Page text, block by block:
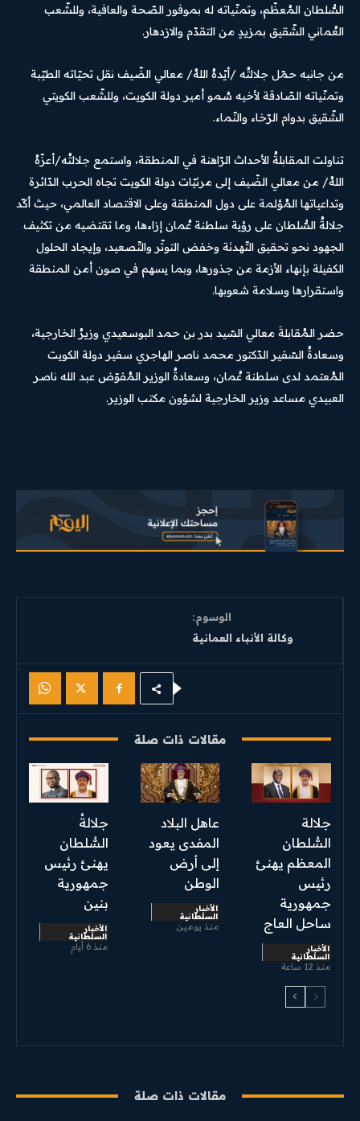
السُّلطان المُعظّم، وتمنّياته له بموفور الصّحة والعافية، وللشّعب
العُماني الشّقيق بمزيدٍ من التقدّم والازدهار.
من جانبه حمّل جلالتُه /أيّدهُ اللهُ/ معالي الضّيف نقل تحيّاته الطيّبة
وتمنّياته الصّادقة لأخيه سُمو أمير دولة الكويت، وللشّعب الكويتي
الشّقيق بدوام الرّخاء والنّماء.
تناولت المقابلةُ الأحداث الرّاهنة في المنطقة، واستمع جلالتُه/أعزّهُ
اللهُ/ من معالي الضّيف إلى مرئيّات دولة الكويت تجاه الحرب الدّائرة
وتداعياتها المُؤلمة على دول المنطقة وعلى الاقتصاد العالمي، حيث أكّد
جلالةُ السُّلطان على رؤية سلطنة عُمان إزاءها، وما تقتضيه من تكثيف
الجهود نحو تحقيق التّهدئة وخفض التوتّر والتّصعيد، وإيجاد الحلول
الكفيلة بإنهاء الأزمة من جذورها، وبما يسهم في صون أمن المنطقة
واستقرارها وسلامة شعوبها.
حضر المُقابلةَ معالي السّيد بدر بن حمد البوسعيدي وزيرُ الخارجية،
وسعادةُ السّفير الدّكتور محمد ناصر الهاجري سفير دولة الكويت
المُعتمد لدى سلطنة عُمان، وسعادةُ الوزير المُفوّض عبد الله ناصر
العبيدي مساعد وزير الخارجية لشؤون مكتب الوزير.
الوسوم:
وكالة الأنباء العمانية
مقالات ذات صلة
جلالة
السُّلطان
المعظم يهنئ
رئيس
جمهورية
ساحل العاج
الأخبار
السلطانية
منذ 12 ساعة
عاهل البلاد
المفدى يعود
إلى أرض
الوطن
الأخبار
السلطانية
منذ يومين
جلالةُ
السُّلطان
يهنئ رئيس
جمهورية
بنين
الأخبار
السلطانية
منذ 6 أيام
مقالات ذات صلة